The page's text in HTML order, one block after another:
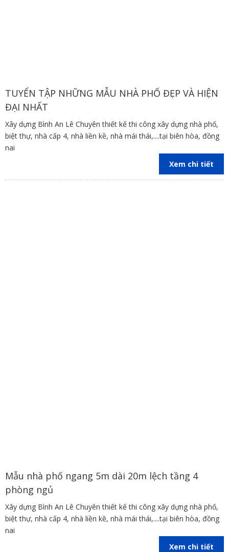
TUYỂN TẬP NHỮNG MẪU NHÀ PHỐ ĐẸP VÀ HIỆN
ĐẠI NHẤT
Xây dựng Bình An Lê Chuyên thiết kế thi công xây dựng nhà phố,
biệt thự, nhà cấp 4, nhà liền kề, nhà mái thái,....tại biên hòa, đồng
nai
Xem chi tiết
Mẫu nhà phố ngang 5m dài 20m lệch tầng 4
phòng ngủ
Xây dựng Bình An Lê Chuyên thiết kế thi công xây dựng nhà phố,
biệt thự, nhà cấp 4, nhà liền kề, nhà mái thái,....tại biên hòa, đồng
nai
Xem chi tiết